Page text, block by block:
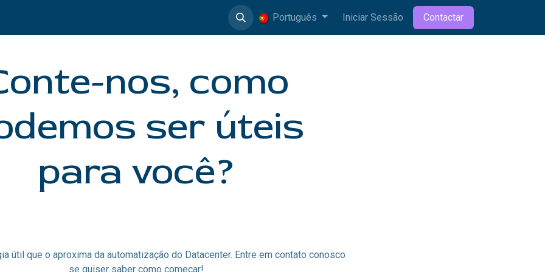
Português Iniciar Sessão Contactar
nos, como
ser úteis
para você?
útil que o aproxima da automatização do Datacenter. Entre em contato conosco
se quiser saber como começar!